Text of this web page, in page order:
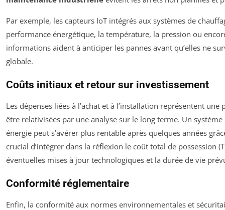
Par exemple, les capteurs IoT intégrés aux systèmes de
performance énergétique, la température, la pression ou
informations aident à anticiper les pannes avant qu’elles ne
globale.
Coûts initiaux et retour sur investissement
Les dépenses liées à l’achat et à l’installation représentent
être relativisées par une analyse sur le long terme. Un
énergie peut s’avérer plus rentable après quelques années
crucial d’intégrer dans la réflexion le coût total de possession
éventuelles mises à jour technologiques et la durée de vie
Conformité réglementaire
Enfin, la conformité aux normes environnementales et